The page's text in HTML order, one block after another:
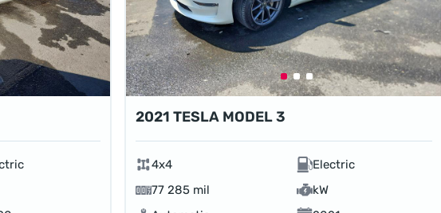
2021 TESLA MODEL 3
4x4
Electric
77 285 mil
kW